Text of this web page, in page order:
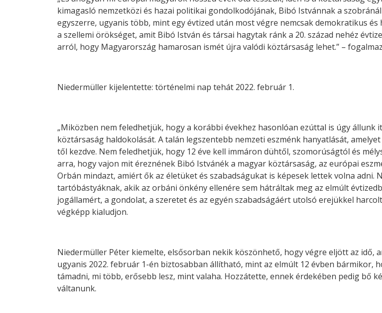
kimagasló nemzetközi és hazai politikai gondolkodójának, Bibó Istvánnak a
egyszerre, ugyanis több, mint egy évtized után most végre nemcsak demokratikus
a szellemi örökséget, amit Bibó István és társai hagytak ránk a 20. század nehéz
arról, hogy Magyarország hamarosan ismét újra valódi köztársaság lehet.” –
Niedermüller kijelentette: történelmi nap tehát 2022. február 1.
„Miközben nem feledhetjük, hogy a korábbi évekhez hasonlóan ezúttal is úgy
köztársaság haldokolását. A talán legszentebb nemzeti eszménk hanyatlását,
től kezdve. Nem feledhetjük, hogy 12 éve kell immáron dühtől, szomorúságtól és
arra, hogy vajon mit éreznének Bibó Istvánék a magyar köztársaság, az európai
Orbán mindazt, amiért ők az életüket és szabadságukat is képesek lettek volna
tartóbástyáknak, akik az orbáni önkény ellenére sem hátráltak meg az elmúlt
jogállamért, a gondolat, a szeretet és az egyén szabadságáért utolsó erejükkel
végképp kialudjon.
Niedermüller Péter kiemelte, elsősorban nekik köszönhető, hogy végre eljött az idő,
ugyanis 2022. február 1-én biztosabban állítható, mint az elmúlt 12 évben bármikor,
támadni, mi több, erősebb lesz, mint valaha. Hozzátette, ennek érdekében pedig bő
váltanunk.